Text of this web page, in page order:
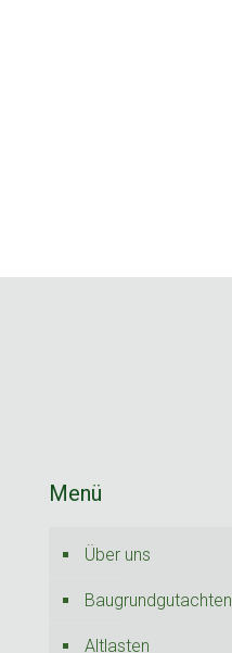
Menü
Über uns
Baugrundgutachten
Altlasten